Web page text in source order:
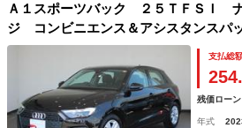
Ａ１スポーツバック ２５ＴＦＳＩ
ジ コンビニエンス＆アシスタンスパ
ンインターフェイス
支払総
254.
残価ローン
年式